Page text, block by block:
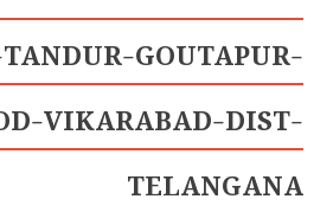
GOUTAPUR-
VIKARABAD-DIST-
TELANGANA